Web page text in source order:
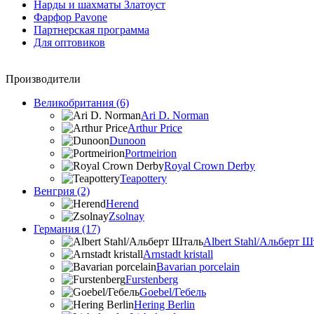
Нарды и шахматы Златоуст
Фарфор Pavone
Партнерская программа
Для оптовиков
Производители
Великобритания (6)
Ari D. Norman
Arthur Price
Dunoon
Portmeirion
Royal Crown Derby
Teapottery
Венгрия (2)
Herend
Zsolnay
Германия (17)
Albert Stahl/Альбеpт
Arnstadt kristall
Bavarian porcelain
Furstenberg
Goebel/Гебель
Hering Berlin